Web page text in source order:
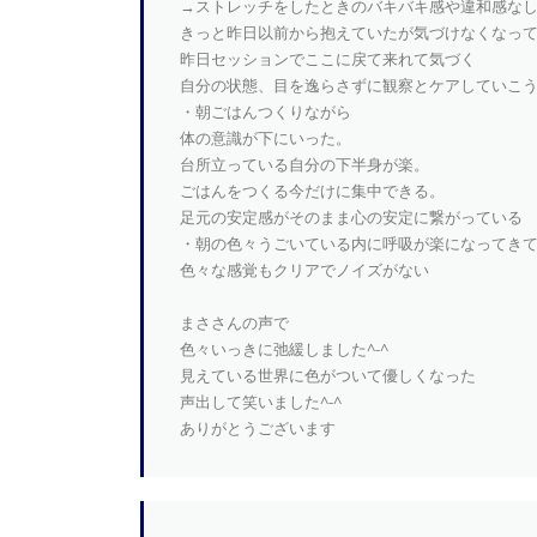
→ストレッチをしたときのバキバキ感や違和感なし
きっと昨日以前から抱えていたが気づけなくなっ
昨日セッションでここに戻て来れて気づく
自分の状態、目を逸らさずに観察とケアしていこ
・朝ごはんつくりながら
体の意識が下にいった。
台所立っている自分の下半身が楽。
ごはんをつくる今だけに集中できる。
足元の安定感がそのまま心の安定に繋がっている
・朝の色々うごいている内に呼吸が楽になってきて
色々な感覚もクリアでノイズがない
まささんの声で
色々いっきに弛緩しました^-^
見えている世界に色がついて優しくなった
声出して笑いました^-^
ありがとうございます